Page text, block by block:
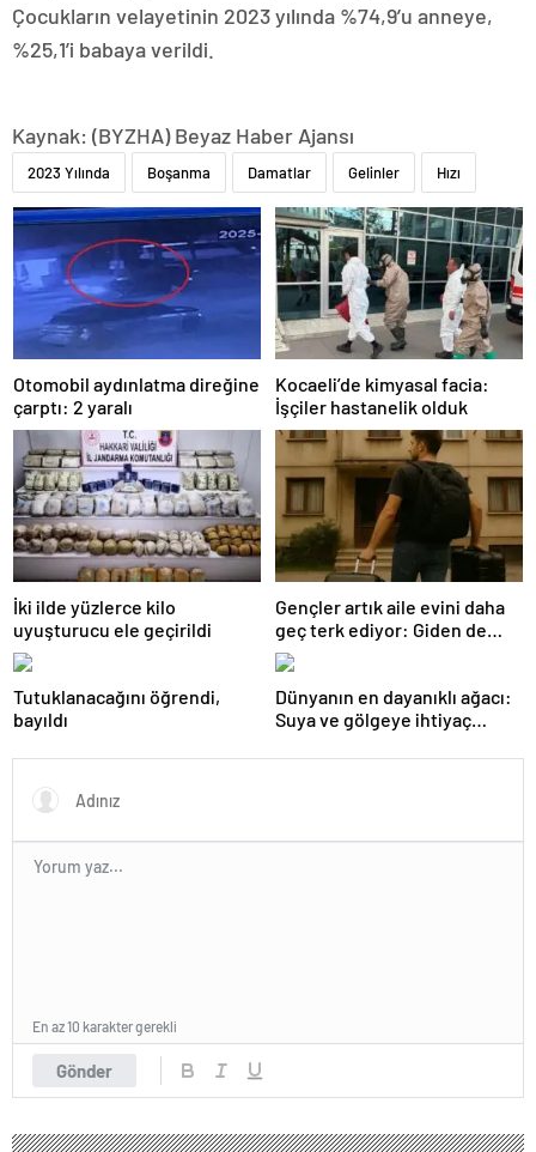
Çocukların velayetinin 2023 yılında %74,9’u anneye,
%25,1’i babaya verildi.
Kaynak: (BYZHA) Beyaz Haber Ajansı
2023 Yılında Boşanma Damatlar Gelinler Hızı
Otomobil aydınlatma direğine
çarptı: 2 yaralı
Kocaeli’de kimyasal facia:
İşçiler hastanelik olduk
İki ilde yüzlerce kilo
uyuşturucu ele geçirildi
Gençler artık aile evini daha
geç terk ediyor: Giden de
geri dönüyor
Tutuklanacağını öğrendi,
bayıldı
Dünyanın en dayanıklı ağacı:
Suya ve gölgeye ihtiyaç
veriyor!
Gönder
En az 10 karakter gerekli